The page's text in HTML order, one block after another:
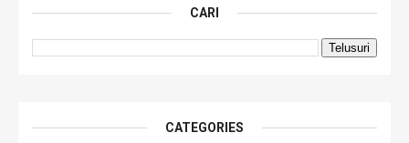
CARI
CATEGORIES